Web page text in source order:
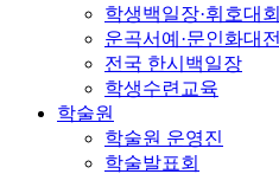
학생백일장·휘호대회
운곡서예·문인화대전
전국 한시백일장
학생수련교육
학술원
학술원 운영진
학술발표회